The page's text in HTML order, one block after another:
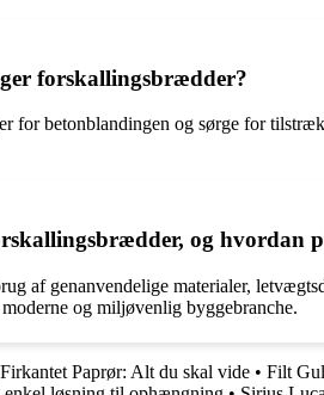
forskallingsbrædder?
for betonblandingen og sørge for
og hvordan
af genanvendelige materialer,
og miljøvenlig byggebranche.
Paprør: Alt du skal vide • Filt